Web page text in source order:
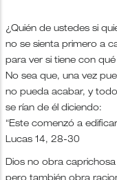
¿Quién de ustedes si
no se sienta primero a
para ver si tiene con
No sea que, una vez
no pueda acabar, y
se rían de él diciendo:
“Este comenzó a
Lucas 14, 28-30
Dios no obra